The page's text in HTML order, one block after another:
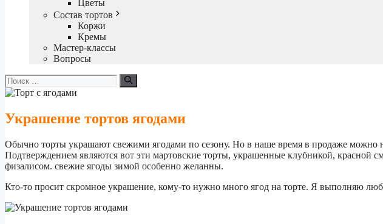
Цветы
Состав тортов
Коржи
Кремы
Мастер-классы
Вопросы
Поиск:
Украшение тортов ягодами
Обычно торты украшают свежими ягодами по сезону. Но в наше время в продаже можно
Подтверждением являются вот эти мартовские торты, украшенные клубникой, красной
физалисом. свежие ягоды зимой особенно желанны.
Кто-то просит скромное украшение, кому-то нужно много ягод на торте. Я выполняю